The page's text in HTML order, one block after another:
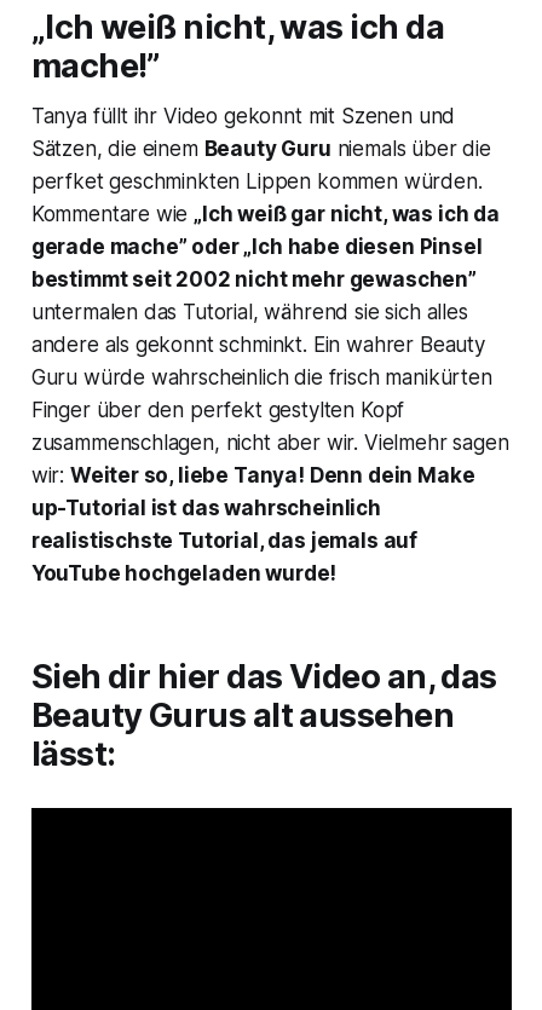
„Ich weiß nicht, was ich da
mache!”
Tanya füllt ihr Video gekonnt mit Szenen und
Sätzen, die einem Beauty Guru niemals über die
perfket geschminkten Lippen kommen würden.
Kommentare wie „Ich weiß gar nicht, was ich da
gerade mache” oder „Ich habe diesen Pinsel
bestimmt seit 2002 nicht mehr gewaschen”
untermalen das Tutorial, während sie sich alles
andere als gekonnt schminkt. Ein wahrer Beauty
Guru würde wahrscheinlich die frisch manikürten
Finger über den perfekt gestylten Kopf
zusammenschlagen, nicht aber wir. Vielmehr sagen
wir: Weiter so, liebe Tanya! Denn dein Make
up-Tutorial ist das wahrscheinlich
realistischste Tutorial, das jemals auf
YouTube hochgeladen wurde!
Sieh dir hier das Video an, das
Beauty Gurus alt aussehen
lässt: